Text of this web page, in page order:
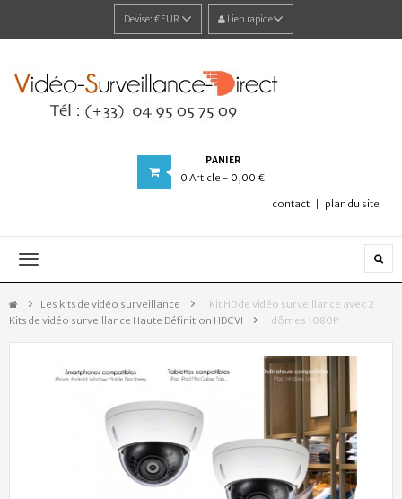
Devise: €EUR Lien rapide
PANIER
0 Article - 0,00 €
contact plan du site
Navigation
Les kits de vidéo surveillance
>
Kits de vidéo surveillance Haute Définition HDCVI
>
Kit HD de vidéo surveillance avec 2
dômes 1080P